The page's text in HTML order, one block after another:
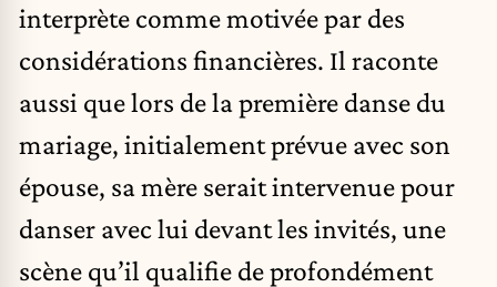
interprète comme motivée par des
considérations financières. Il raconte
aussi que lors de la première danse du
mariage, initialement prévue avec son
épouse, sa mère serait intervenue pour
danser avec lui devant les invités, une
scène qu’il qualifie de profondément